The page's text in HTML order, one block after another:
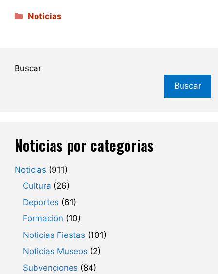
Categorías
Noticias
Buscar
Buscar
Noticias por categorias
Noticias (911)
Cultura (26)
Deportes (61)
Formación (10)
Noticias Fiestas (101)
Noticias Museos (2)
Subvenciones (84)